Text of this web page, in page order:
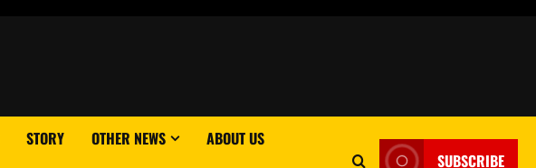
STORY OTHER NEWS ABOUT US
SUBSCRIBE